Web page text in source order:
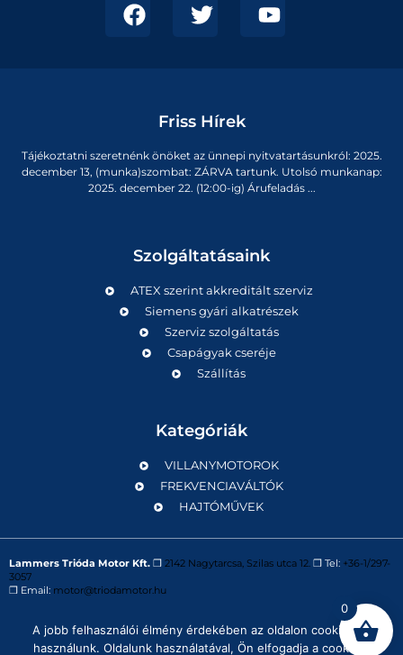
Friss Hírek
Tájékoztatni szeretnénk önöket az ünnepi nyitvatartásunkról: 2025.
december 13, (munka)szombat: ZÁRVA tartunk. Utolsó munkanap:
2025. december 22. (12:00-ig) Árufeladás ...
Szolgáltatásaink
ATEX szerint akkreditált szerviz
Siemens gyári alkatrészek
Szerviz szolgáltatás
Csapágyak cseréje
Szállítás
Kategóriák
VILLANYMOTOROK
FREKVENCIAVÁLTÓK
HAJTÓMŰVEK
Lammers Trióda Motor Kft. ❒ 2142 Nagytarcsa, Szilas utca 12. ❒ Tel: +36-1/297-
3057
❒ Email: motor@triodamotor.hu
Powered byDigit-Now Kft.
0
A jobb felhasználói élmény érdekében az oldalon cookie-kat
használunk. Oldalunk használatával, Ön elfogadja a cookie-k